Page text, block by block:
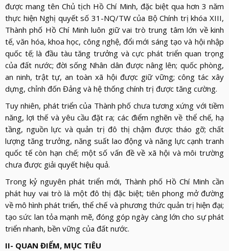
được mang tên Chủ tịch Hồ Chí Minh, đặc biệt qua hơn 3 năm
thực hiện Nghị quyết số 31-NQ/TW của Bộ Chính trị khóa XIII,
Thành phố Hồ Chí Minh luôn giữ vai trò trung tâm lớn về kinh
tế, văn hóa, khoa học, công nghệ, đổi mới sáng tạo và hội nhập
quốc tế; là đầu tàu tăng trưởng và cực phát triển quan trọng
của đất nước; đời sống Nhân dân được nâng lên; quốc phòng,
an ninh, trật tự, an toàn xã hội được giữ vững; công tác xây
dựng, chỉnh đốn Đảng và hệ thống chính trị được tăng cường.
Tuy nhiên, phát triển của Thành phố chưa tương xứng với tiềm
năng, lợi thế và yêu cầu đặt ra; các điểm nghẽn về thể chế, hạ
tầng, nguồn lực và quản trị đô thị chậm được tháo gỡ; chất
lượng tăng trưởng, năng suất lao động và năng lực cạnh tranh
quốc tế còn hạn chế; một số vấn đề về xã hội và môi trường
chưa được giải quyết hiệu quả.
Trong kỷ nguyên phát triển mới, Thành phố Hồ Chí Minh cần
phát huy vai trò là một đô thị đặc biệt; tiên phong mở đường
về mô hình phát triển, thể chế và phương thức quản trị hiện đại;
tạo sức lan tỏa mạnh mẽ, đóng góp ngày càng lớn cho sự phát
triển nhanh, bền vững của đất nước.
II- QUAN ĐIỂM, MỤC TIÊU